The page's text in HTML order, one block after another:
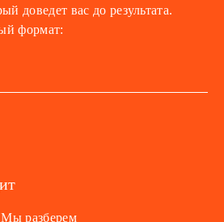
доведет вас до результата.
формат:
Мы разберем